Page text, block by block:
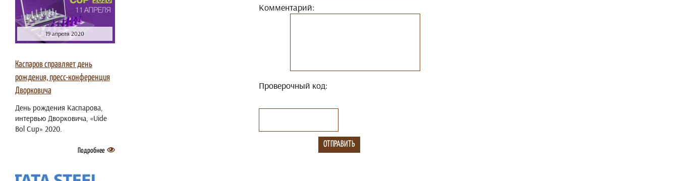
19 апреля 2020
Каспаров справляет день
рождения, пресс-конференция
Дворковича
День рождения Каспарова,
интервью Дворковича, «Uide
Bol Cup» 2020.
Подробнее
Комментарий:
Проверочный код: